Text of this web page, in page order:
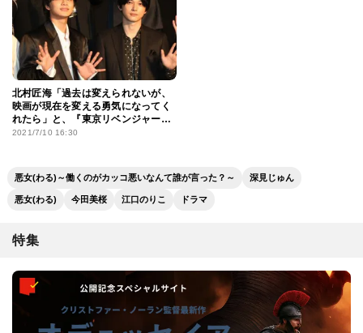
北村匠海「過去は変えられないが、
映画が現在を変える勇気になってく
れたら」と、『東京リベンジャー
ズ』舞台挨拶で熱弁！
2021/7/10 16:30
悪女(わる)～働くのがカッコ悪いなんて誰が言った？～ 深見じゅん
悪女(わる) 今田美桜 江口のりこ ドラマ
特集